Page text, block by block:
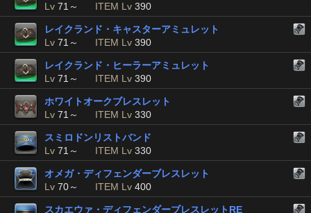
Lv 71～ ITEM Lv 390
レイクランド・キャスターアミュレット
Lv 71～ ITEM Lv 390
レイクランド・ヒーラーアミュレット
Lv 71～ ITEM Lv 390
ホワイトオークブレスレット
Lv 71～ ITEM Lv 330
スミロドンリストバンド
Lv 71～ ITEM Lv 330
オメガ・ディフェンダーブレスレット
Lv 70～ ITEM Lv 400
スカエウァ・ディフェンダーブレスレットRE